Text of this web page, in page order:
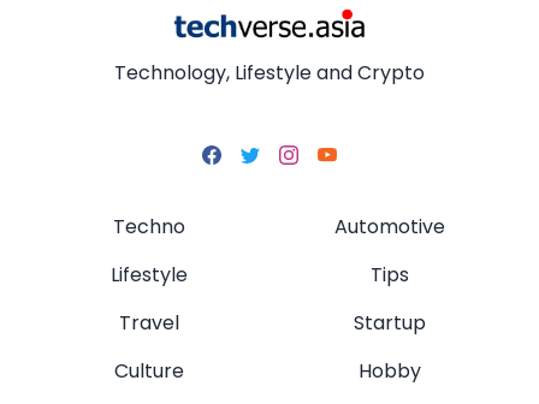
Technology, Lifestyle and Crypto
Techno
Lifestyle
Travel
Culture
Automotive
Tips
Startup
Hobby